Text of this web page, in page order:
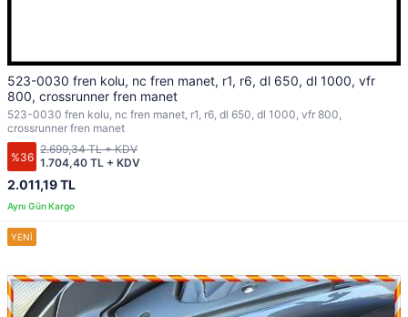
523-0030 fren kolu, nc fren manet, r1, r6, dl 650, dl 1000, vfr
800, crossrunner fren manet
523-0030 fren kolu, nc fren manet, r1, r6, dl 650, dl 1000, vfr 800,
crossrunner fren manet
%36
2.011,19 TL
1.704,40 TL + KDV
2.699,34 TL + KDV